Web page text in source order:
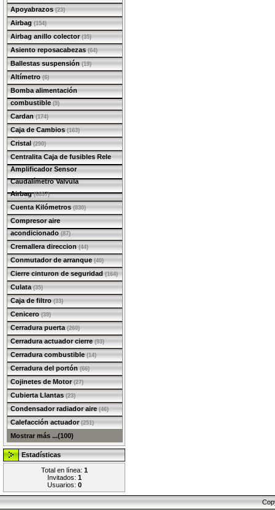
Apoyabrazos (23)
Airbag (154)
Airbag anillo colector (35)
Asiento reposacabezas (64)
Ballestas suspensión (19)
Altímetro (6)
Bomba alimentación
combustible(9)
Cardan (174)
Caja de Cambios (163)
Cristal (290)
Centralita Caja de fusibles Rele
Amplificador Sensor
Caudalímetro Valvula
Airbag(6897)
Cuenta Kilómetros (830)
Compresor aire
acondicionado(87)
Cremallera direccion (44)
Conmutador de arranque (40)
Cierre cinturon de seguridad (164)
Culata (35)
Caja de filtro (33)
Cenicero (39)
Cerradura puerta (260)
Cerradura actuador cierre (93)
Cerradura combustible (14)
Cerradura del portón (66)
Cojinetes de Motor (27)
Cubierta Llantas (23)
Condensador radiador aire (46)
Calefacción actuador (251)
Mostrar más ...(100)
Estadísticas
Total en línea: 1
Invitados: 1
Usuarios: 0